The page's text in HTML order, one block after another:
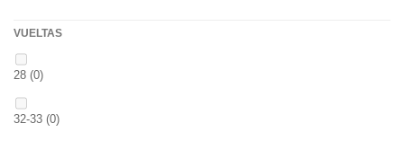
PIÑA
SCOPEX
VUELTAS
28 (0)
32-33 (0)